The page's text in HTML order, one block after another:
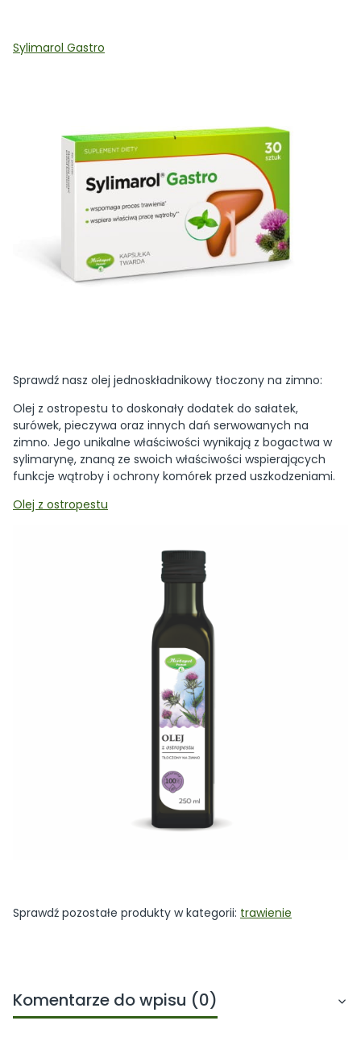
Sylimarol Gastro
Sprawdź nasz olej jednoskładnikowy tłoczony na zimno:
Olej z ostropestu to doskonały dodatek do sałatek,
surówek, pieczywa oraz innych dań serwowanych na
zimno. Jego unikalne właściwości wynikają z bogactwa w
sylimarynę, znaną ze swoich właściwości wspierających
funkcje wątroby i ochrony komórek przed uszkodzeniami.
Olej z ostropestu
Sprawdź pozostałe produkty w kategorii: trawienie
Komentarze do wpisu (0)